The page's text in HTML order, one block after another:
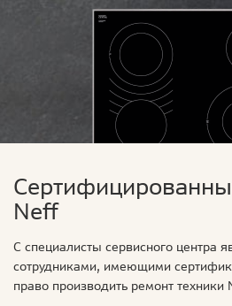
Neff
С специалисты сервисного центра
сотрудниками, имеющими
право производить ремонт техники